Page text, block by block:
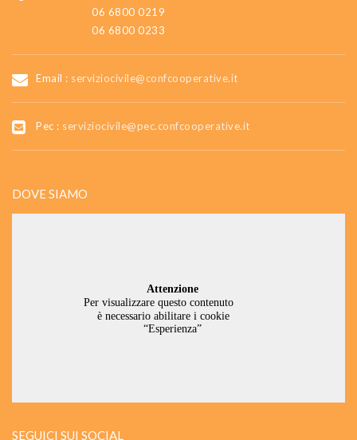
06 6800 0219
06 6800 0233
Email : serviziocivile@confcooperative.it
Pec : serviziocivile@pec.confcooperative.it
DOVE SIAMO
SEGUICI SUI SOCIAL